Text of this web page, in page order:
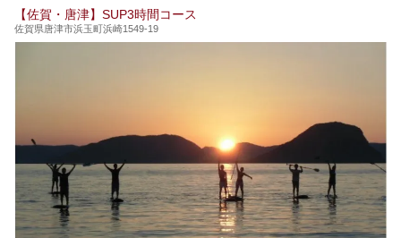
【佐賀・唐津】SUP3時間コース
佐賀県唐津市浜玉町浜崎1549-19